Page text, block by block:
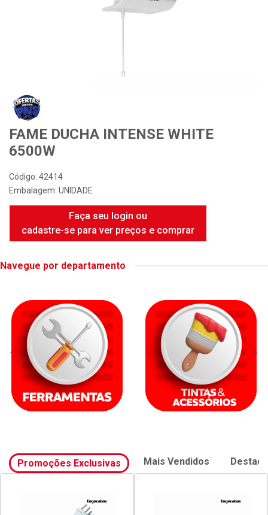
FAME DUCHA INTENSE WHITE
6500W
Código: 42414
Embalagem: UNIDADE
Faça seu login ou
cadastre-se para ver preços e comprar
Navegue por departamento
Promoções Exclusivas Mais Vendidos